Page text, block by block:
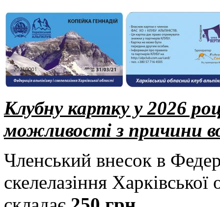
Клубну картку у 2026
можливості з причини
Членський внесок в
скелелазіння Харківської